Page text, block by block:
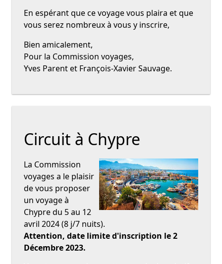
En espérant que ce voyage vous plaira et que
vous serez nombreux à vous y inscrire,
Bien amicalement,
Pour la Commission voyages,
Yves Parent et François-Xavier Sauvage.
Circuit à Chypre
La Commission
voyages a le plaisir
de vous proposer
un voyage à
Chypre du 5 au 12
avril 2024 (8 j/7 nuits).
Attention, date limite d'inscription le 2
Décembre 2023.